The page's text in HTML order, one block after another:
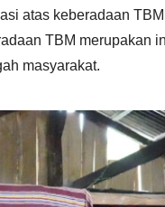
atas keberadaan
TBM merupakan
masyarakat.